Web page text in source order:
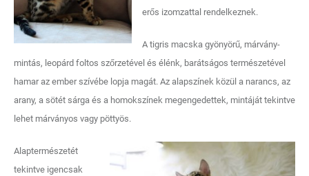
erős izomzattal rendelkeznek.
A tigris macska gyönyörű, márvány-
mintás, leopárd foltos szőrzetével és élénk, barátságos természetével
hamar az ember szívébe lopja magát. Az alapszínek közül a narancs, az
arany, a sötét sárga és a homokszínek megengedettek, mintáját tekintve
lehet márványos vagy pöttyös.
Alaptermészetét
tekintve igencsak